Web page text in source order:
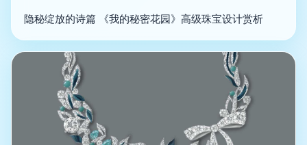
隐秘绽放的诗篇 《我的秘密花园》高级珠宝设计赏析